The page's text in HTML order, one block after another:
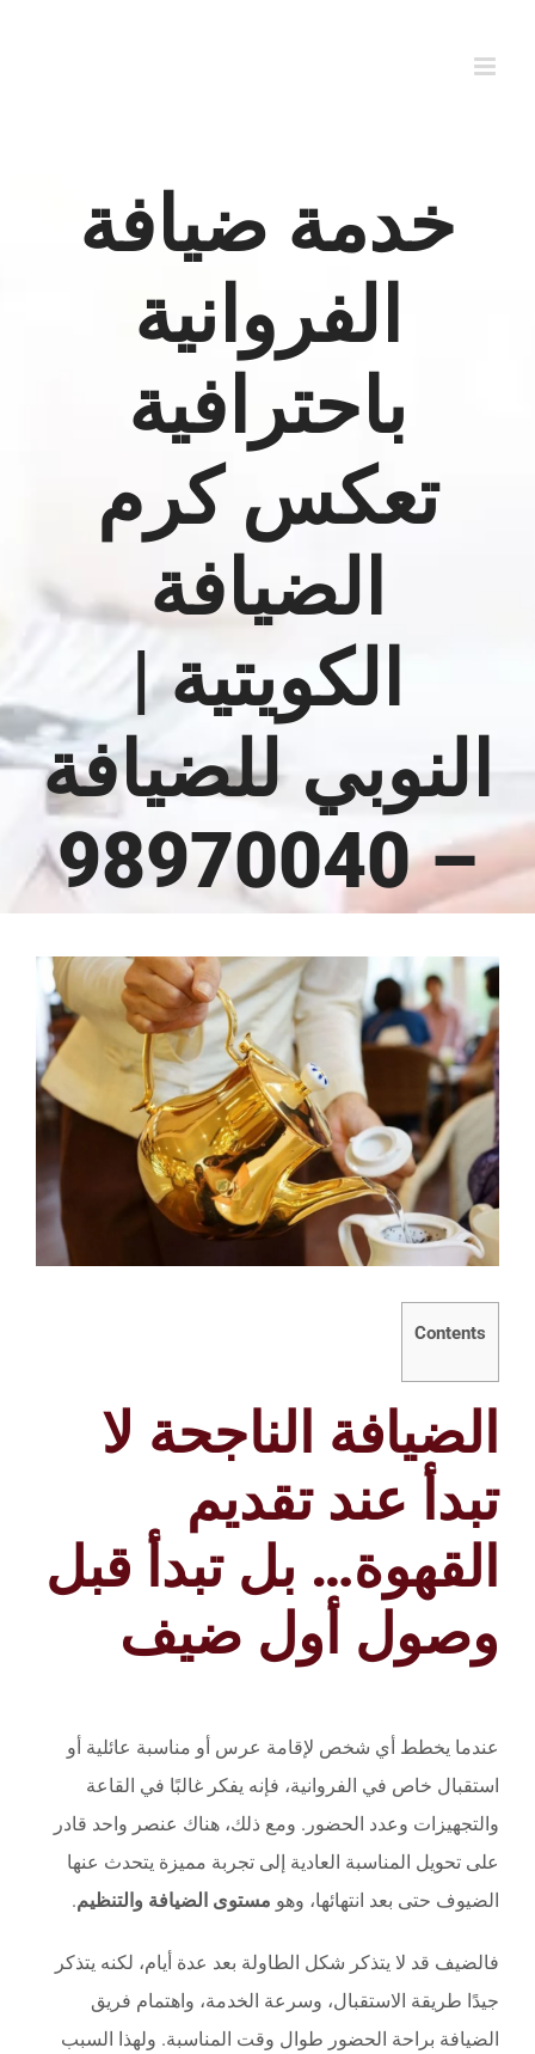
خدمة ضيافة
الفروانية
باحترافية
تعكس كرم
الضيافة
الكويتية |
النوبي للضيافة
– 98970040
مشاهدة
صورة
أكبر
Contents
الضيافة الناجحة لا
تبدأ عند تقديم
القهوة… بل تبدأ قبل
وصول أول ضيف
عندما يخطط أي شخص لإقامة عرس أو مناسبة عائلية أو
استقبال خاص في الفروانية، فإنه يفكر غالبًا في القاعة
والتجهيزات وعدد الحضور. ومع ذلك، هناك عنصر واحد قادر
على تحويل المناسبة العادية إلى تجربة مميزة يتحدث عنها
الضيوف حتى بعد انتهائها، وهو مستوى الضيافة والتنظيم.
فالضيف قد لا يتذكر شكل الطاولة بعد عدة أيام، لكنه يتذكر
جيدًا طريقة الاستقبال، وسرعة الخدمة، واهتمام فريق
الضيافة براحة الحضور طوال وقت المناسبة. ولهذا السبب